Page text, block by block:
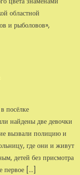
областной
и рыболо­вов»,
посёлке
найдены две девочки
вызвали полицию и
где они и живут
детей без присмотра
первое […]